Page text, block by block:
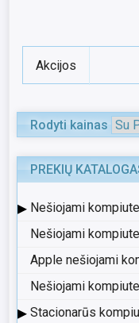
Akcijos
Rodyti kainas
PREKIŲ
▸ Nešiojami
Nešiojami
Apple nešiojami
Nešiojami
▸ Stacionarūs